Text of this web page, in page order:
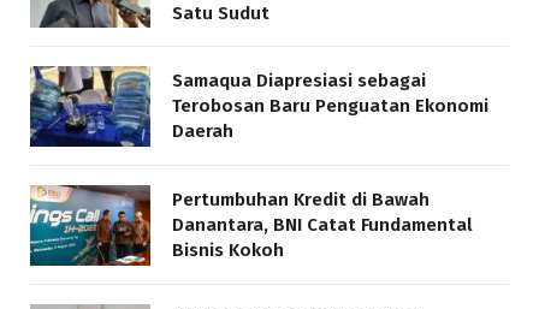
Satu Sudut
Samaqua Diapresiasi sebagai
Terobosan Baru Penguatan Ekonomi
Daerah
Pertumbuhan Kredit di Bawah
Danantara, BNI Catat Fundamental
Bisnis Kokoh